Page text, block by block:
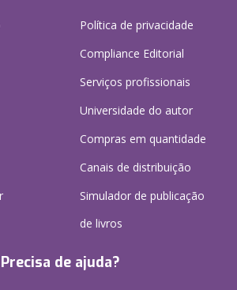
Política de privacidade
Compliance Editorial
Serviços profissionais
Universidade do autor
Compras em quantidade
Canais de distribuição
Simulador de publicação
de livros
Precisa de ajuda?